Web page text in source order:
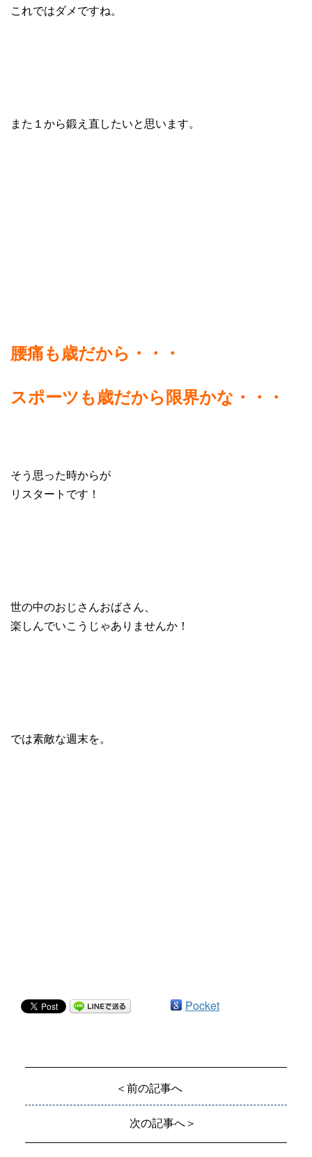
これではダメですね。
また１から鍛え直したいと思います。
腰痛も歳だから・・・
スポーツも歳だから限界かな・・・
そう思った時からが
リスタートです！
世の中のおじさんおばさん、
楽しんでいこうじゃありませんか！
では素敵な週末を。
Pocket
＜前の記事へ
次の記事へ＞